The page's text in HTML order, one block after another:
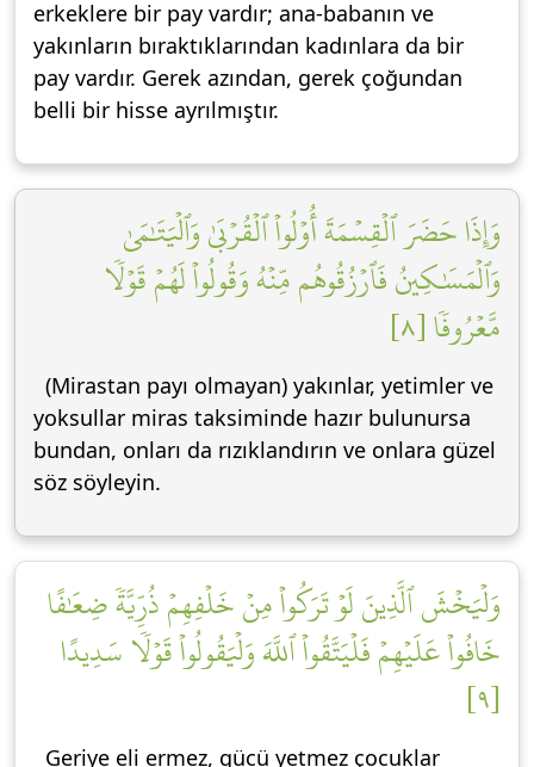
erkeklere bir pay vardır; ana-babanın ve
yakınların bıraktıklarından kadınlara da bir
pay vardır. Gerek azından, gerek çoğundan
belli bir hisse ayrılmıştır.
وَإِذَا حَضَرَ ٱلۡقِسۡمَةَ أُوْلُواْ ٱلۡقُرۡبَىٰ وَٱلۡيَتَٰمَىٰ
وَٱلۡمَسَٰكِينُ فَٱرۡزُقُوهُم مِّنۡهُ وَقُولُواْ لَهُمۡ قَوۡلٗا
مَّعۡرُوفٗا [٨]
(Mirastan payı olmayan) yakınlar, yetimler ve
yoksullar miras taksiminde hazır bulunursa
bundan, onları da rızıklandırın ve onlara güzel
söz söyleyin.
وَلۡيَخۡشَ ٱلَّذِينَ لَوۡ تَرَكُواْ مِنۡ خَلۡفِهِمۡ ذُرِّيَّةٗ ضِعَٰفًا
خَافُواْ عَلَيۡهِمۡ فَلۡيَتَّقُواْ ٱللَّهَ وَلۡيَقُولُواْ قَوۡلٗا سَدِيدًا
[٩]
Geriye eli ermez, gücü yetmez çocuklar